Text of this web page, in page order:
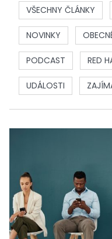
VŠECHNY ČLÁNKY
NOVINKY
PODCAST RED
UDÁLOSTI